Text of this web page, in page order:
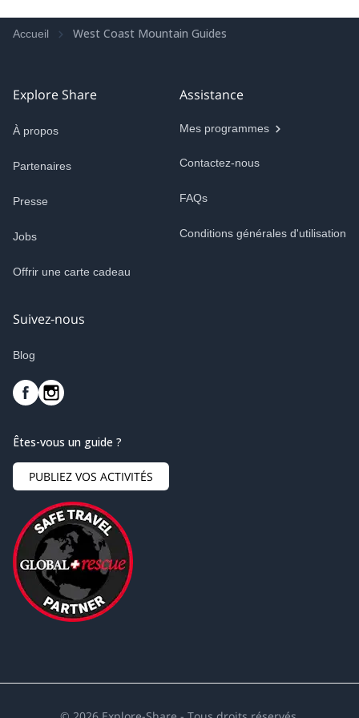
Accueil West Coast Mountain Guides
Explore Share
À propos
Partenaires
Presse
Jobs
Offrir une carte cadeau
Assistance
Mes programmes
Contactez-nous
FAQs
Conditions générales d'utilisation
Suivez-nous
Blog
Êtes-vous un guide ?
PUBLIEZ VOS ACTIVITÉS